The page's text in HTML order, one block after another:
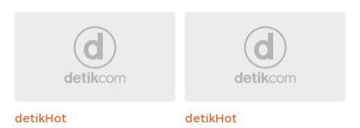
detikHot
detikHot